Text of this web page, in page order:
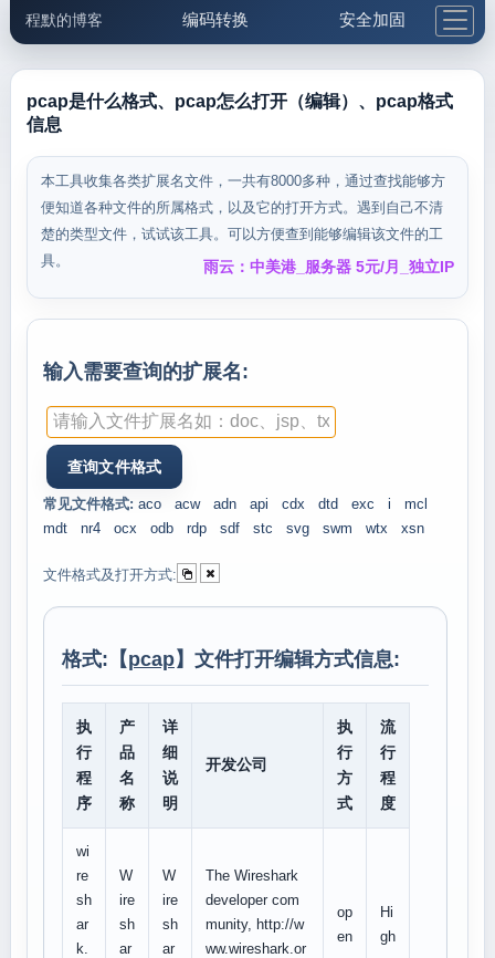
程默的博客 编码转换 安全加固
邮件工具 生活便民 更多工具
pcap是什么格式、pcap怎么打开（编辑）、pcap格式
信息
本工具收集各类扩展名文件，一共有8000多种，通过查找能够方
便知道各种文件的所属格式，以及它的打开方式。遇到自己不清
楚的类型文件，试试该工具。可以方便查到能够编辑该文件的工
具。
雨云：中美港_服务器 5元/月_独立IP
输入需要查询的扩展名:
常见文件格式: aco acw adn api cdx dtd exc i
mcl
mdt
nr4 ocx odb rdp sdf stc svg swm wtx xsn
文件格式及打开方式:
格式:【pcap】文件打开编辑方式信息:
执
行
程
序
产
品
名
称
详
细
说
明
开发公司
执
行
方
式
流
行
程
度
wi
re
sh
ar
k.
W
ire
sh
ar
W
ire
sh
ar
The Wireshark
developer com
munity, http://w
ww.wireshark.or
op
en
Hi
gh